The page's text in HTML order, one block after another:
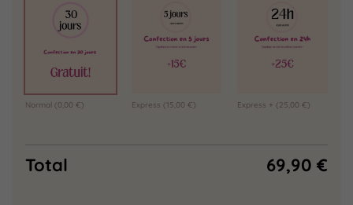
Normal (0,00 €) Express (15,00 €) Express + (25,00 €)
Total 69,90 €